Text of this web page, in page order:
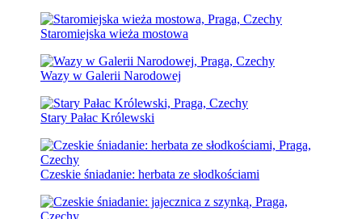
Staromiejska wieża mostowa
Wazy w Galerii Narodowej
Stary Pałac Królewski
Czeskie śniadanie: herbata ze słodkościami